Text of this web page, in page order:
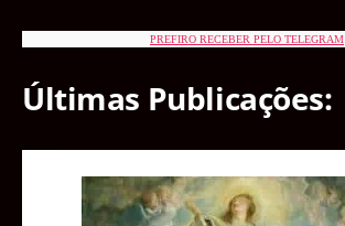
PREFIRO RECEBER PELO TELEGRAM
Últimas Publicações: